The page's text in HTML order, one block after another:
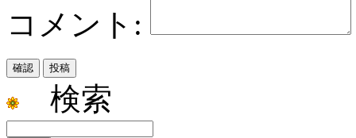
コメント:
検索